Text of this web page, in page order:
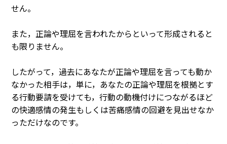
せん。
また，正論や理屈を言われたからといって形成されると
も限りません。
したがって，過去にあなたが正論や理屈を言っても動か
なかった相手は，単に，あなたの正論や理屈を根拠とす
る行動要請を受けても，行動の動機付けにつながるほど
の快適感情の発生もしくは苦痛感情の回避を見出せなか
っただけなのです。